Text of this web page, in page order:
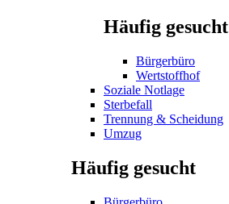
Häufig gesucht
Bürgerbüro
Wertstoffhof
Soziale Notlage
Sterbefall
Trennung & Scheidung
Umzug
Häufig gesucht